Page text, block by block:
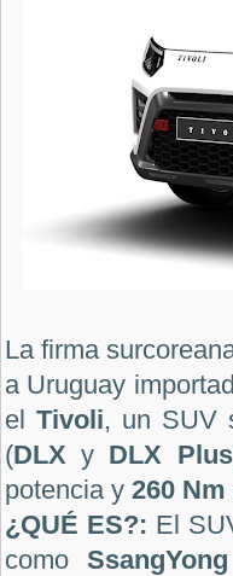
La firma
a Uruguay
elTivoli, un SUV
(DLX y DLX Plus
potencia y 260 Nm
¿QUÉ ES?: El
como